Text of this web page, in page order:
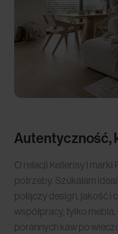
Autentyczność,
O relacji Kellerisy i marki
potrzeby. Szukałam
połączy design, jakość i
współpracy, tylko
porannych kaw po